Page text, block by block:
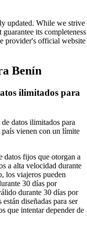
updated. While we strive
its completeness
provider's official website
Benín
ilimitados para
datos ilimitados para
vienen con un límite
datos fijos que otorgan a
a alta velocidad durante
los viajeros pueden
30 días por
durante 30 días por
diseñadas para ser
que intentar depender de